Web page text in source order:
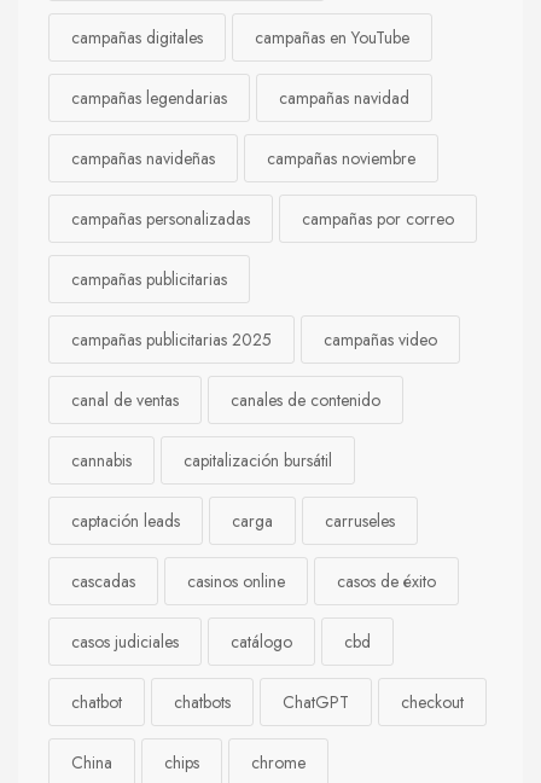
campañas digitales campañas en YouTube
campañas legendarias campañas navidad
campañas navideñas campañas noviembre
campañas personalizadas campañas por correo
campañas publicitarias
campañas publicitarias 2025 campañas video
canal de ventas canales de contenido
cannabis capitalización bursátil
captación leads carga carruseles
cascadas casinos online casos de éxito
casos judiciales catálogo cbd
chatbot chatbots ChatGPT checkout
China chips chrome